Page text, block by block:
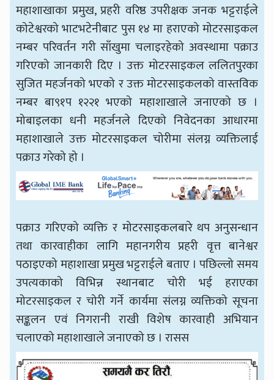
महाशाखाका प्रमुख, प्रहरी वरिष्ठ उपरीक्षक जनक भट्टराईले
कोटेश्वरको भाटभटेनीबाट पुस १४ मा हराएको मोटरसाइकल
नम्बर परिवर्तन गरी साँखुमा चलाइरहेको अवस्थामा पक्राउ
गरिएको जानकारी दिए । उक्त मोटरसाइकल ललितपुरका
सुजित महर्जनको भएको र उक्त मोटरसाइकलको वास्तविक
नम्बर बा९१प १२२१ भएको महाशाखाले जनाएको छ ।
मोबाइलका धनी महर्जनले दिएको निवेदनका आधारमा
महाशाखाले उक्त मोटरसाइकल चोरीमा संलग्न व्यक्तिलाई
पक्राउ गरेको हो ।
पक्राउ गरिएको व्यक्ति र मोटरसाइकलबारे थप अनुसन्धान
तथा कारवाहीका लागि महानगरीय प्रहरी वृत्त बानेश्वर
पठाइएको महाशाखा प्रमुख भट्टराईले बताए । पछिल्लो समय
उपत्यकाको विभिन्न स्थानबाट चोरी भई हराएका
मोटरसाइकल र चोरी गर्ने कार्यमा संलग्न व्यक्तिको सूचना
सङ्कलन एवं निगरानी राखी विशेष कारवाही अभियान
चलाएको महाशाखाले जनाएको छ । रासस